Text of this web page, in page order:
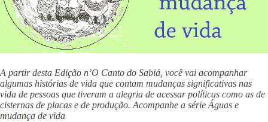
A partir desta Edição n’O Canto do Sabiá, você vai acompanhar
algumas histórias de vida que contam mudanças significativas nas
vida de pessoas que tiveram a alegria de acessar políticas como as de
cisternas de placas e de produção. Acompanhe a série Águas e
mudança de vida